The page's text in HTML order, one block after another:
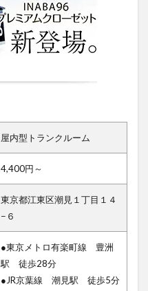
屋内型トランクルーム
4,400円～
東京都江東区潮見１丁目１４
−６
●東京メトロ有楽町線 豊洲
駅 徒歩28分
●JR京葉線 潮見駅 徒歩5分